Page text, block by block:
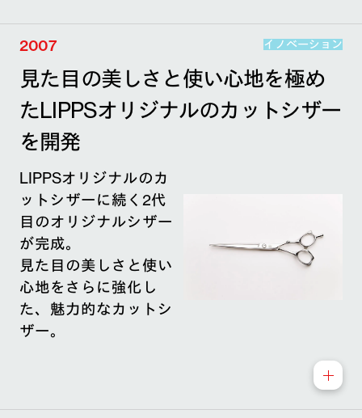
2007 イノベーション
見た目の美しさと使い心地を極め
たLIPPSオリジナルのカットシザー
を開発
LIPPSオリジナルのカ
ットシザーに続く2代
目のオリジナルシザー
が完成。
見た目の美しさと使い
心地をさらに強化し
た、魅力的なカットシ
ザー。